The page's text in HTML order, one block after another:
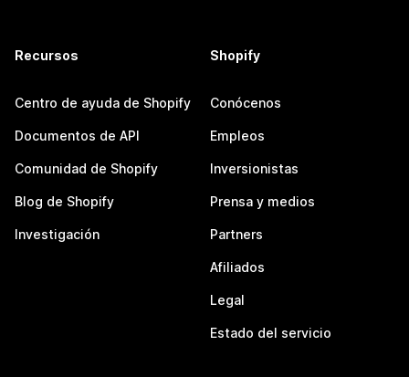
Recursos
Centro de ayuda de Shopify
Documentos de API
Comunidad de Shopify
Blog de Shopify
Investigación
Shopify
Conócenos
Empleos
Inversionistas
Prensa y medios
Partners
Afiliados
Legal
Estado del servicio